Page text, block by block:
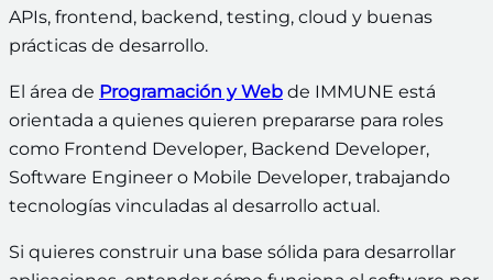
APIs, frontend, backend, testing, cloud y buenas
prácticas de desarrollo.
El área de Programación y Web de IMMUNE está
orientada a quienes quieren prepararse para roles
como Frontend Developer, Backend Developer,
Software Engineer o Mobile Developer, trabajando
tecnologías vinculadas al desarrollo actual.
Si quieres construir una base sólida para desarrollar